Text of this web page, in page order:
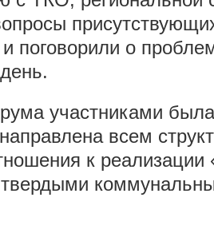
поговорили о
участниками
всем
к реализации